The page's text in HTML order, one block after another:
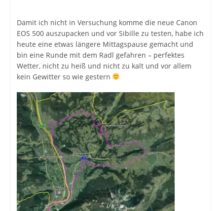
Damit ich nicht in Versuchung komme die neue Canon
EOS 500 auszupacken und vor Sibille zu testen, habe ich
heute eine etwas längere Mittagspause gemacht und
bin eine Runde mit dem Radl gefahren – perfektes
Wetter, nicht zu heiß und nicht zu kalt und vor allem
kein Gewitter so wie gestern